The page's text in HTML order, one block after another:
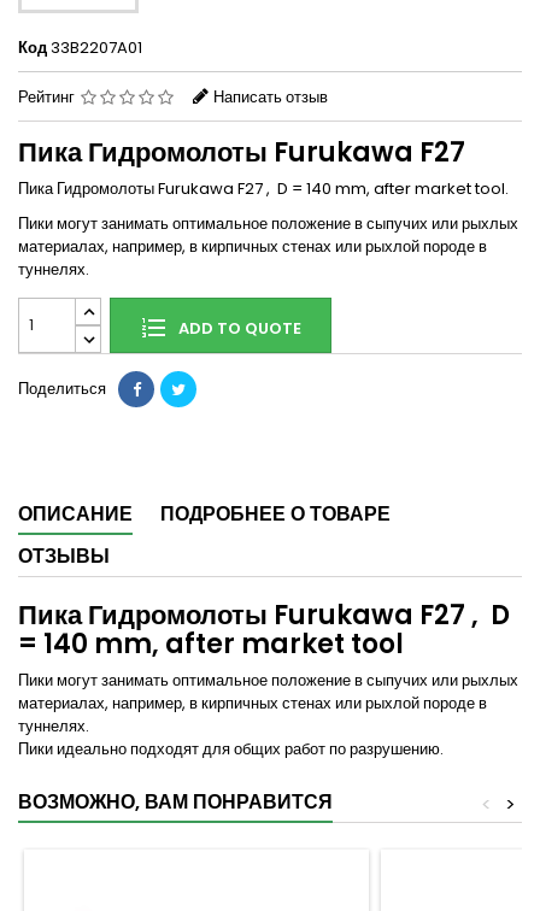
Код33B2207A01
Рейтинг Написать отзыв
Пика Гидромолоты Furukawa F27
Пика Гидромолоты Furukawa F27 , D = 140 mm, after market tool.
Пики могут занимать оптимальное положение в сыпучих или рыхлых
материалах, например, в кирпичных стенах или рыхлой породе в
туннелях.
ADD TO QUOTE
Поделиться
ОПИСАНИЕ
ПОДРОБНЕЕ О ТОВАРЕ
ОТЗЫВЫ
Пика Гидромолоты Furukawa F27 , D
= 140 mm, after market tool
Пики могут занимать оптимальное положение в сыпучих или рыхлых
материалах, например, в кирпичных стенах или рыхлой породе в
туннелях.
Пики идеально подходят для общих работ по разрушению.
ВОЗМОЖНО, ВАМ ПОНРАВИТСЯ >
<